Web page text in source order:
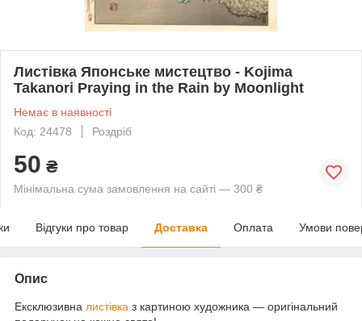
Листівка Японське мистецтво - Kojima
Takanori Praying in the Rain by Moonlight
Немає в наявності
Код: 24478
Роздріб
50 ₴
Мінімальна сума замовлення на сайті — 300 ₴
Відгуки про товар Доставка Оплата Умови
Опис
Ексклюзивна листівка з картиною художника — оригінальний